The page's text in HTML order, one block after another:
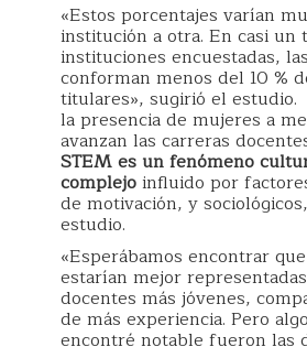
«Estos porcentajes varían
institución a otra. En casi un
instituciones encuestadas,
conforman menos del 10 %
titulares», sugirió el estudio.
la presencia de mujeres a
avanzan las carreras
STEM es un fenómeno
complejoinfluido por
de motivación, y
estudio.
«Esperábamos encontrar
estarían mejor
docentes más jóvenes,
de más experiencia. Pero
encontré notable fueron las